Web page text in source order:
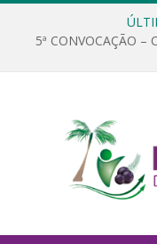
5ª CONVOCAÇÃO –